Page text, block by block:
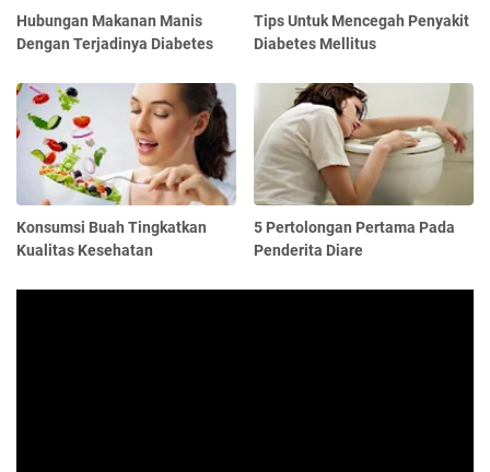
Hubungan Makanan Manis
Dengan Terjadinya Diabetes
Tips Untuk Mencegah Penyakit
Diabetes Mellitus
Konsumsi Buah Tingkatkan
Kualitas Kesehatan
5 Pertolongan Pertama Pada
Penderita Diare